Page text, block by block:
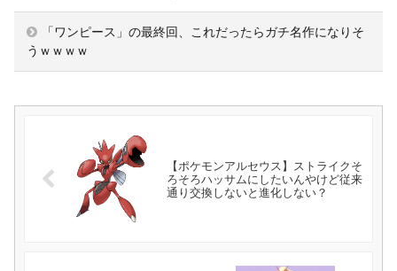
「ワンピース」の最終回、これだったらガチ名作になりそ
うｗｗｗｗ
【ポケモンアルセウス】ストライクそ
ろそろハッサムにしたいんやけど従来
通り交換しないと進化しない？